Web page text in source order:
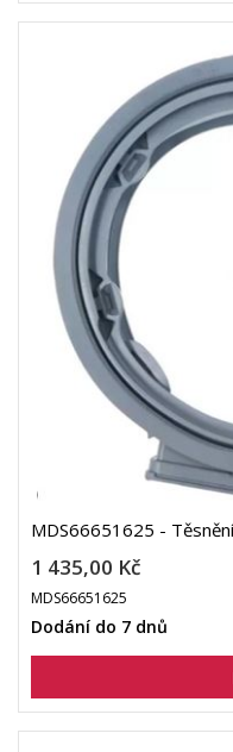
MDS66651625 -
1 435,00 Kč
MDS66651625
Dodání do 7 dnů